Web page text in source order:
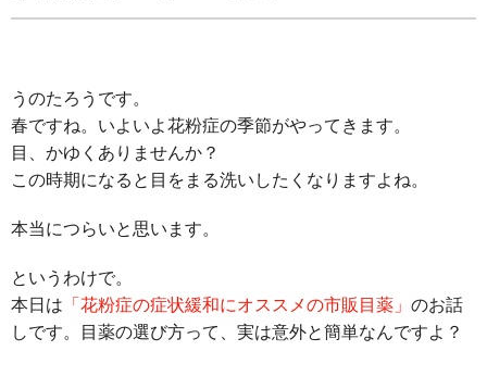
うのたろうです。
春ですね。いよいよ花粉症の季節がやってきます。
目、かゆくありませんか？
この時期になると目をまる洗いしたくなりますよね。
本当につらいと思います。
というわけで。
本日は 「花粉症の症状緩和にオススメの市販目薬」 のお話
しです。目薬の選び方って、実は意外と簡単なんですよ？